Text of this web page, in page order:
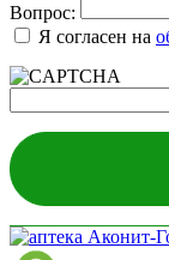
Вопрос:
Я согласен на